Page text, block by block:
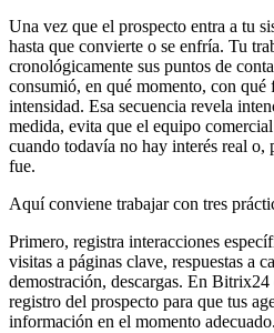
Una vez que el prospecto entra a tu
hasta que convierte o se enfría. Tu
cronológicamente sus puntos de
consumió, en qué momento, con qué
intensidad. Esa secuencia revela
medida, evita que el equipo
cuando todavía no hay interés real o,
fue.
Aquí conviene trabajar con tres
Primero, registra interacciones
visitas a páginas clave, respuestas a
demostración, descargas. En Bitrix24
registro del prospecto para que tus
información en el momento adecuado.